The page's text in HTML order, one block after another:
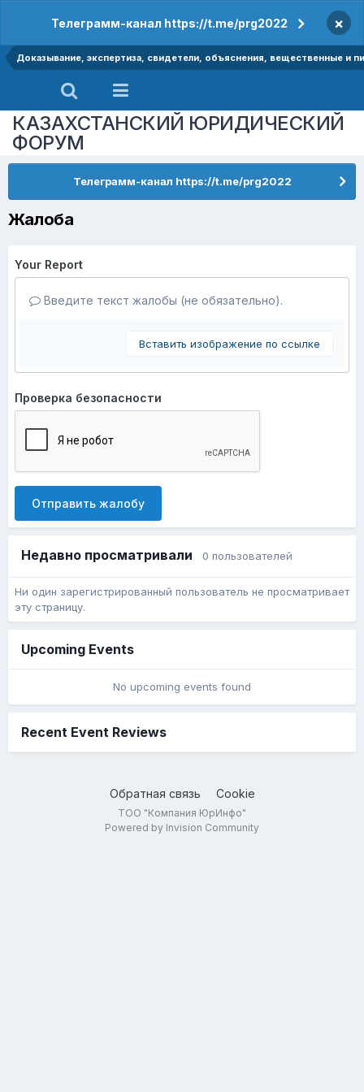
Телеграмм-канал https://t.me/prg2022 ×
Доказывание, экспертиза, свидетели, объяснения, вещественные и
КАЗАХСТАНСКИЙ ЮРИДИЧЕСКИЙ
ФОРУМ
Телеграмм-канал https://t.me/prg2022
Жалоба
Your Report
Введите текст жалобы (не обязательно).
Вставить изображение по ссылке
Проверка безопасности
Отправить жалобу
Недавно просматривали 0 пользователей
Ни один зарегистрированный пользователь не просматривает
эту страницу.
Upcoming Events
No upcoming events found
Recent Event Reviews
Обратная связь Cookie
ТОО "Компания ЮрИнфо"
Powered by Invision Community